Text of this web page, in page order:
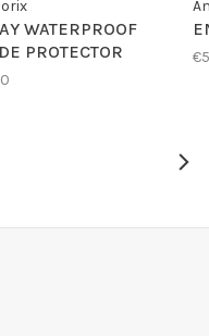
WATERPROOF
PROTECTOR